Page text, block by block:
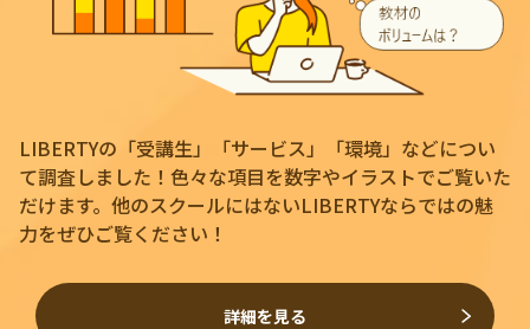
LIBERTYの「受講生」「サービス」「環境」などについ
て調査しました！色々な項目を数字やイラストでご覧いた
だけます。他のスクールにはないLIBERTYならではの魅
力をぜひご覧ください！
詳細を見る